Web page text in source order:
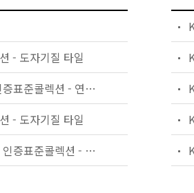
- 도자기질 타일
KS L 8520(2020 확인) 인증표준콜렉션 - 연소재 벽돌
- 도자기질 타일
KS F 4770-2(2020 확인) 인증표준콜렉션 - 방음판 — 컬러 금속재